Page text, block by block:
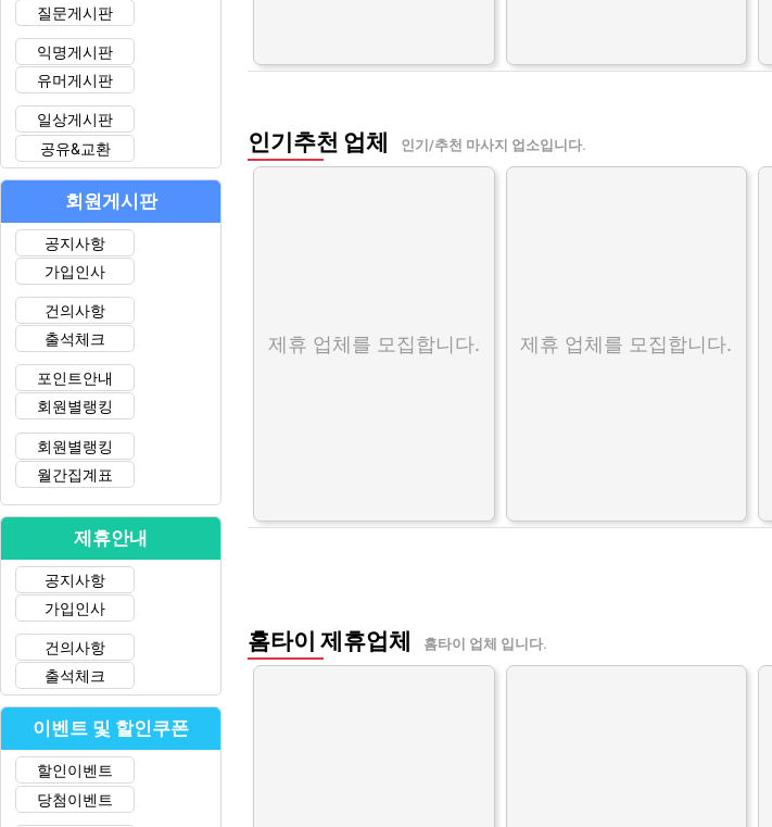
인기추천 업체 인기/추천 마사지 업소입니다.
제휴 업체를 모집합니다. 제휴 업체를 모집합니다.
홈타이 제휴업체 홈타이 업체 입니다.
질문게시판
익명게시판
유머게시판
일상게시판
공유&교환
회원게시판
공지사항
가입인사
건의사항
출석체크
포인트안내
회원별랭킹
회원별랭킹
월간집계표
제휴안내
공지사항
가입인사
건의사항
출석체크
이벤트 및 할인쿠폰
할인이벤트
당첨이벤트